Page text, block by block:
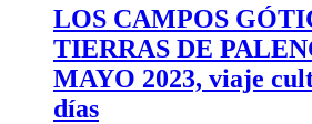
LOS CAMPOS
TIERRAS DE
MAYO 2023, viaje
días